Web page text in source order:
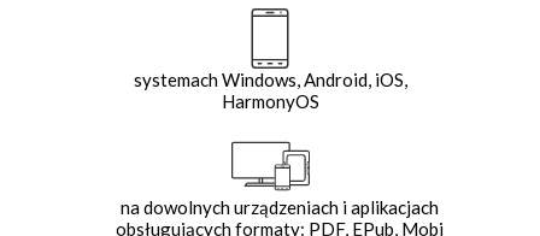
systemach Windows, Android, iOS,
HarmonyOS
na dowolnych urządzeniach i aplikacjach
obsługujących formaty: PDF, EPub, Mobi